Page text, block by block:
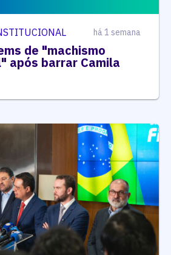
há 1 semana
de "machismo
após barrar Camila